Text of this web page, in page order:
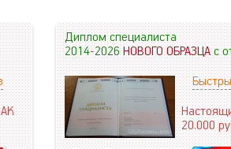
Диплом специалиста
2014-2026НОВОГО ОБРАЗЦАс
20.000